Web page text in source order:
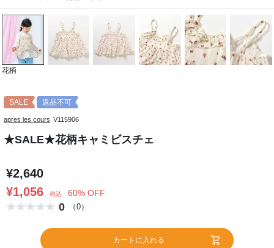
花柄
SALE 返品不可
apres les cours V115906
★SALE★花柄キャミビスチェ
¥2,640
¥1,056
税込 60% OFF
0 （0）
カートに入れる